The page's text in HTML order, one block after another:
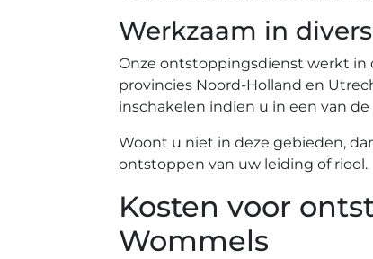
Werkzaam in
Onze ontstoppingsdienst werkt in
provincies Noord-Holland en
inschakelen indien u in een van
Woont u niet in deze gebieden,
ontstoppen van uw leiding of riool.
Kosten voor
Wommels